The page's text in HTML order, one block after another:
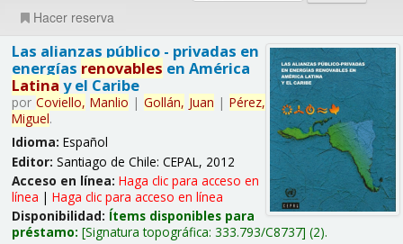
Hacer reserva
Las alianzas público - privadas en
energías renovables en América
Latina y el Caribe
por Coviello, Manlio | Gollán, Juan | Pérez,
Miguel.
Idioma: Español
Editor: Santiago de Chile: CEPAL, 2012
Acceso en línea: Haga clic para acceso en
línea | Haga clic para acceso en línea
Disponibilidad: Ítems disponibles para
préstamo: Signatura topográfica: 333.793/C8737 (2).